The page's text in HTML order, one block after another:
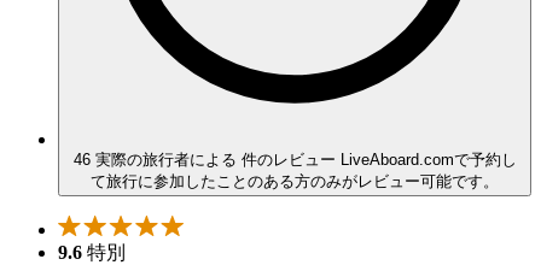
46 実際の旅行者による 件のレビュー LiveAboard.comで予約し
て旅行に参加したことのある方のみがレビュー可能です。
9.6 特別